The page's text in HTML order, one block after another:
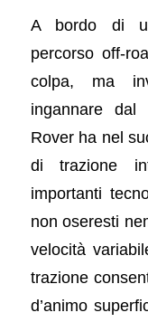
A bordo di
percorso off-
colpa, ma
ingannare
Rover ha nel
di trazione
importanti
non oseresti
velocità
trazione
d’animo